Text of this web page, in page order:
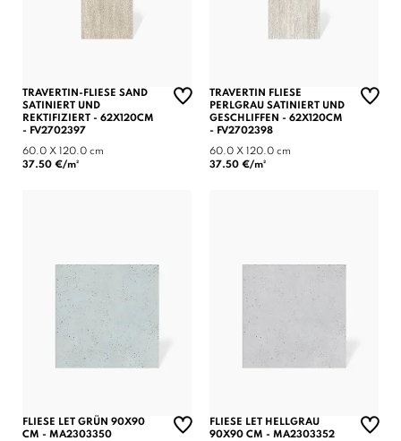
TRAVERTIN-FLIESE SAND
SATINIERT UND
REKTIFIZIERT - 62X120CM
- FV2702397
60.0 X 120.0 cm
37.50 €/m²
TRAVERTIN FLIESE
PERLGRAU SATINIERT UND
GESCHLIFFEN - 62X120CM
- FV2702398
60.0 X 120.0 cm
37.50 €/m²
FLIESE LET GRÜN 90X90
CM - MA2303350
FLIESE LET HELLGRAU
90X90 CM - MA2303352